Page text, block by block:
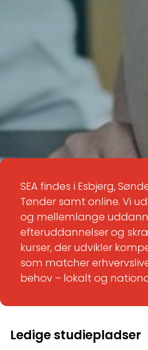
SEA findes i Esbjerg,
Tønder samt online. Vi
og mellemlange
efteruddannelser og
kurser, der udvikler
som matcher
behov – lokalt og
Ledige studiepladser